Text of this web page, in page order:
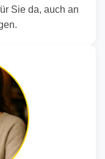
Sie da, auch an